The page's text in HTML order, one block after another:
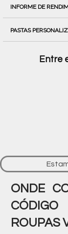
INFORME DE
PASTAS
Entre
ONDE
ROUPAS